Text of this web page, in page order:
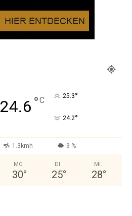
24.6 °C 25.3°
24.2°
1.3kmh 9 %
MO.
30°
DI.
25°
MI.
28°